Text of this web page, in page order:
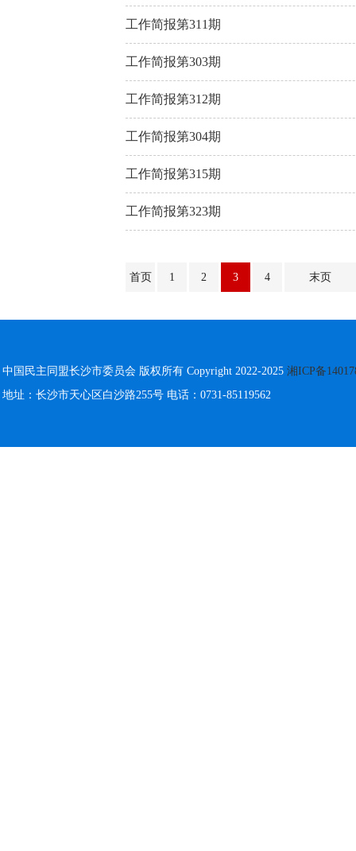
工作简报第311期
工作简报第303期
工作简报第312期
工作简报第304期
工作简报第315期
工作简报第323期
首页 1 2 3 4 末页
中国民主同盟长沙市委员会 版权所有 Copyright 2022-2025 湘ICP备
地址：长沙市天心区白沙路255号 电话：0731-85119562